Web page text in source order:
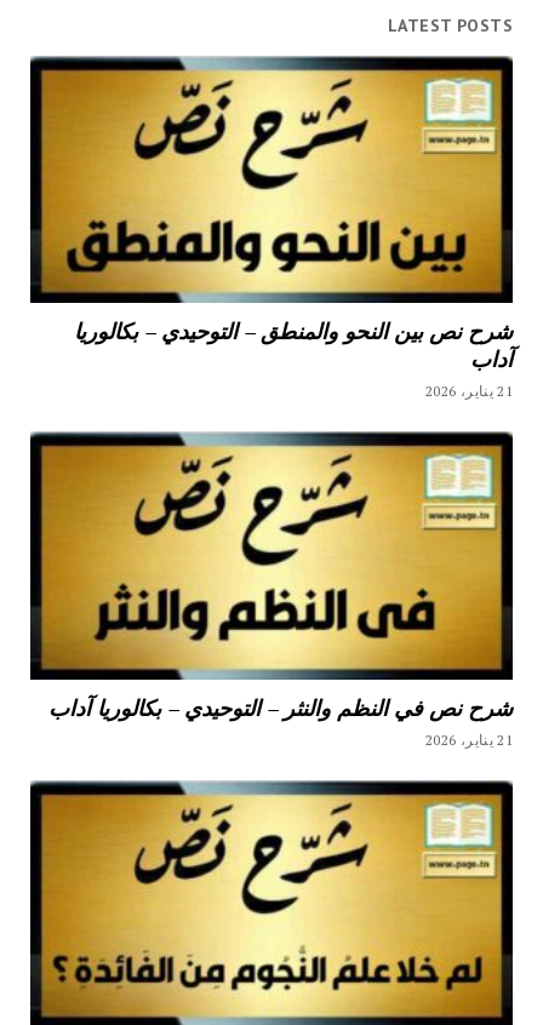
LATEST POSTS
شرح نص بين النحو والمنطق – التوحيدي – بكالوريا
آداب
21 يناير، 2026
شرح نص في النظم والنثر – التوحيدي – بكالوريا آداب
21 يناير، 2026